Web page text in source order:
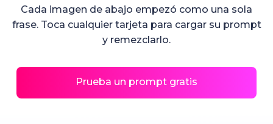
Cada imagen de abajo empezó como una sola
frase. Toca cualquier tarjeta para cargar su prompt
y remezclarlo.
Prueba un prompt gratis